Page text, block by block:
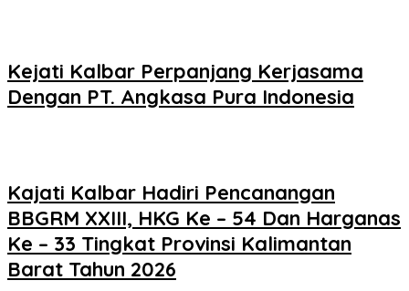
Kejati Kalbar Perpanjang Kerjasama
Dengan PT. Angkasa Pura Indonesia
Kajati Kalbar Hadiri Pencanangan
BBGRM XXIII, HKG Ke – 54 Dan Harganas
Ke – 33 Tingkat Provinsi Kalimantan
Barat Tahun 2026